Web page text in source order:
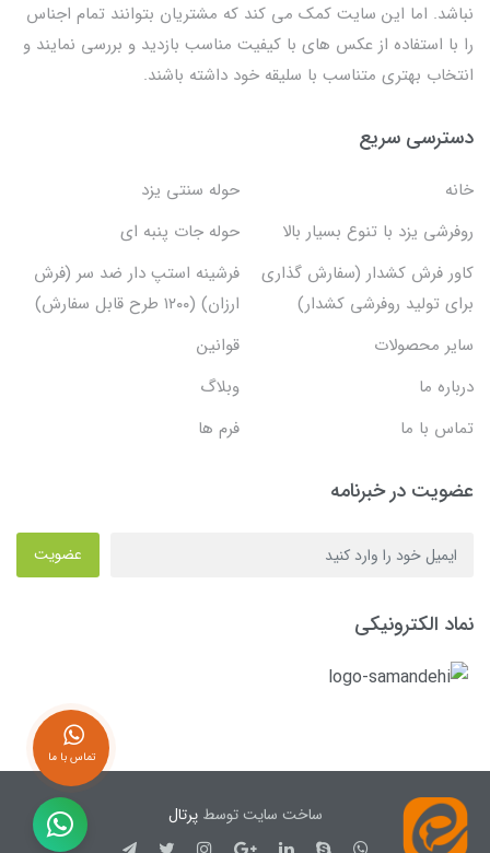
نباشد. اما این سایت کمک می کند که مشتریان بتوانند تمام اجناس
را با استفاده از عکس های با کیفیت مناسب بازدید و بررسی نمایند و
انتخاب بهتری متناسب با سلیقه خود داشته باشند.
دسترسی سریع
خانه
حوله سنتی یزد
روفرشی یزد با تنوع بسیار بالا
حوله جات پنبه ای
کاور فرش کشدار (سفارش گذاری
برای تولید روفرشی کشدار)
فرشینه استپ دار ضد سر (فرش
ارزان) (۱۲۰۰ طرح قابل سفارش)
سایر محصولات
قوانین
درباره ما
وبلاگ
تماس با ما
فرم ها
عضویت در خبرنامه
عضویت
نماد الکترونیکی
ساخت سایت توسطپرتال
تماس با ما